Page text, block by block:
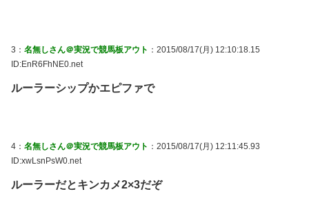
3： 名無しさん＠実況で競馬板アウト ：2015/08/17(月) 12:10:18.15
ID:EnR6FhNE0.net
ルーラーシップかエピファで
4： 名無しさん＠実況で競馬板アウト ：2015/08/17(月) 12:11:45.93
ID:xwLsnPsW0.net
ルーラーだとキンカメ2×3だぞ